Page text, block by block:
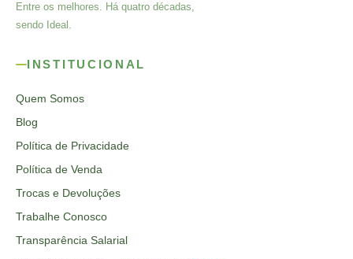
Entre os melhores. Há quatro décadas,
sendo Ideal.
INSTITUCIONAL
Quem Somos
Blog
Política de Privacidade
Política de Venda
Trocas e Devoluções
Trabalhe Conosco
Transparência Salarial